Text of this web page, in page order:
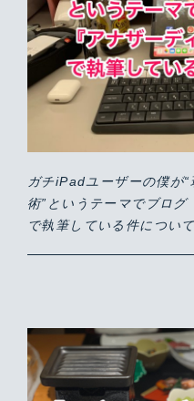
ガチiPadユーザーの僕が
術”というテーマでブログ
で執筆している件について